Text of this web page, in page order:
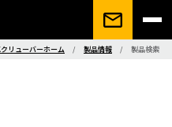
リューバーホーム / 製品情報 / 製品検索